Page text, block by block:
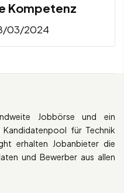
Kompetenz
03/2024
Jobbörse und ein
für Technik
erhalten Jobanbieter die
und Bewerber aus allen